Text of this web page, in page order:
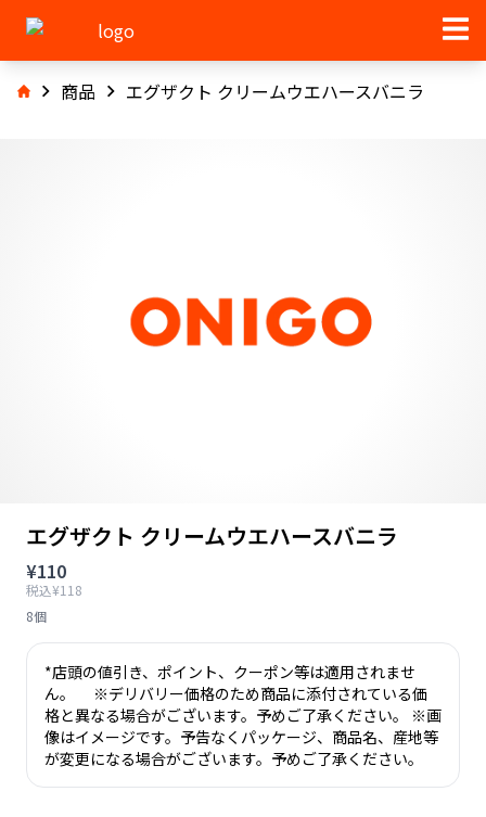
商品 エグザクト クリームウエハースバニラ
エグザクト クリームウエハースバニラ
¥110
税込¥118
8個
*店頭の値引き、ポイント、クーポン等は適用されませ
ん。 ※デリバリー価格のため商品に添付されている価
格と異なる場合がございます。予めご了承ください。 ※画
像はイメージです。予告なくパッケージ、商品名、産地等
が変更になる場合がございます。予めご了承ください。